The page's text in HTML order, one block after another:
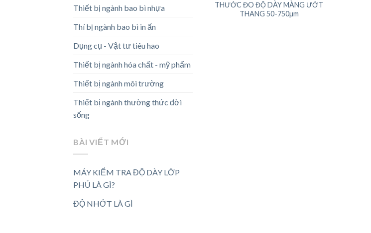
Thiết bị ngành bao bì nhựa
Thí bị ngành bao bì in ấn
Dụng cụ - Vật tư tiêu hao
Thiết bị ngành hóa chất - mỹ phẩm
Thiết bị ngành môi trường
Thiết bị ngành thường thức đời
sống
BÀI VIẾT MỚI
MÁY KIỂM TRA ĐỘ DÀY LỚP
PHỦ LÀ GÌ?
ĐỘ NHỚT LÀ GÌ
THƯỚC ĐO ĐỘ DÀY MÀNG ƯỚT
THANG 50-750µm